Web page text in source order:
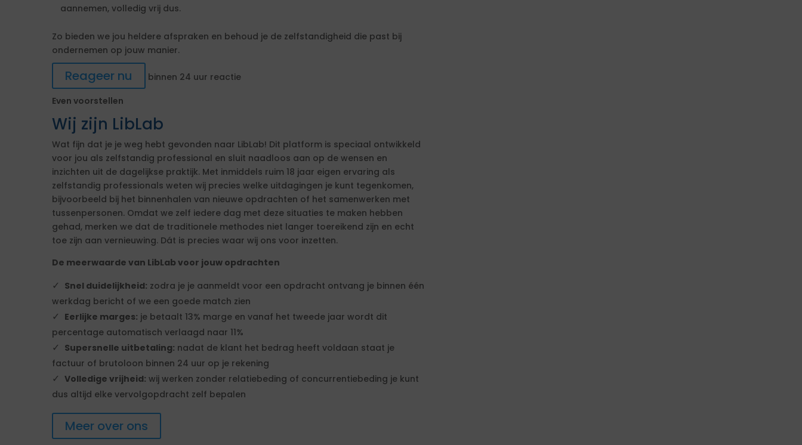
aannemen, volledig vrij dus.
Zo bieden we jou heldere afspraken en behoud je de zelfstandigheid die past bij
ondernemen op jouw manier.
Reageer nu
binnen 24 uur reactie
Even voorstellen
Wij zijn LibLab
Wat fijn dat je je weg hebt gevonden naar LibLab! Dit platform is speciaal ontwikkeld
voor jou als zelfstandig professional en sluit naadloos aan op de wensen en
inzichten uit de dagelijkse praktijk. Met inmiddels ruim 18 jaar eigen ervaring als
zelfstandig professionals weten wij precies welke uitdagingen je kunt tegenkomen,
bijvoorbeeld bij het binnenhalen van nieuwe opdrachten of het samenwerken met
tussenpersonen. Omdat we zelf iedere dag met deze situaties te maken hebben
gehad, merken we dat de traditionele methodes niet langer toereikend zijn en echt
toe zijn aan vernieuwing. Dát is precies waar wij ons voor inzetten.
De meerwaarde van LibLab voor jouw opdrachten
Snel duidelijkheid: zodra je je aanmeldt voor een opdracht ontvang je binnen één
werkdag bericht of we een goede match zien
Eerlijke marges: je betaalt 13% marge en vanaf het tweede jaar wordt dit
percentage automatisch verlaagd naar 11%
Supersnelle uitbetaling: nadat de klant het bedrag heeft voldaan staat je
factuur of brutoloon binnen 24 uur op je rekening
Volledige vrijheid: wij werken zonder relatiebeding of concurrentiebeding je kunt
dus altijd elke vervolgopdracht zelf bepalen
Meer over ons